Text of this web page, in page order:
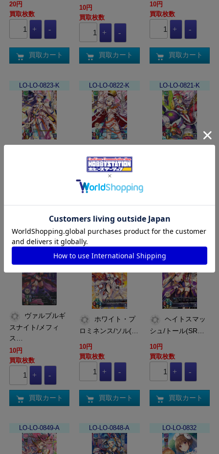
20円
買取枚数
買取カート
10円
買取枚数
買取カート
10円
買取枚数
買取カート
LO-LO-0823-K
買取カート
LO-LO-0822-K
シュ/キングー(K…
10円
買取枚数
買取カート
LO-LO-0821-K
買取カート
スナイト/メフィ
ス…
10円
買取枚数
買取カート
LO-LO-0753
ホワイト・プ
ロミネンス/ソル(…
10円
買取枚数
買取カート
シュ/トール(SR…
10円
買取枚数
買取カート
LO-LO-0849-A LO-LO-0848-A LO-LO-0832